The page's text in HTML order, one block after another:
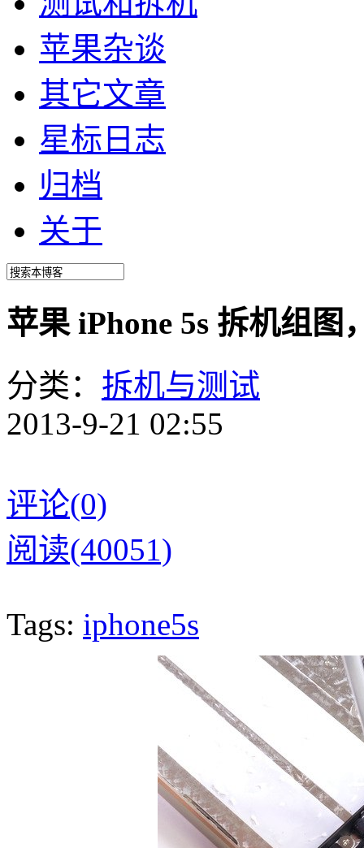
苹果杂谈
其它文章
星标日志
归档
关于
苹果 iPhone 5s 拆机组
分类： 拆机与测试
2013-9-21 02:55
评论(0)
阅读(40051)
Tags: iphone5s